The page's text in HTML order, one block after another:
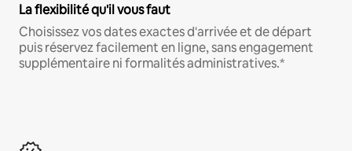
La flexibilité qu'il vous faut
Choisissez vos dates exactes d'arrivée et de départ
puis réservez facilement en ligne, sans engagement
supplémentaire ni formalités administratives.*